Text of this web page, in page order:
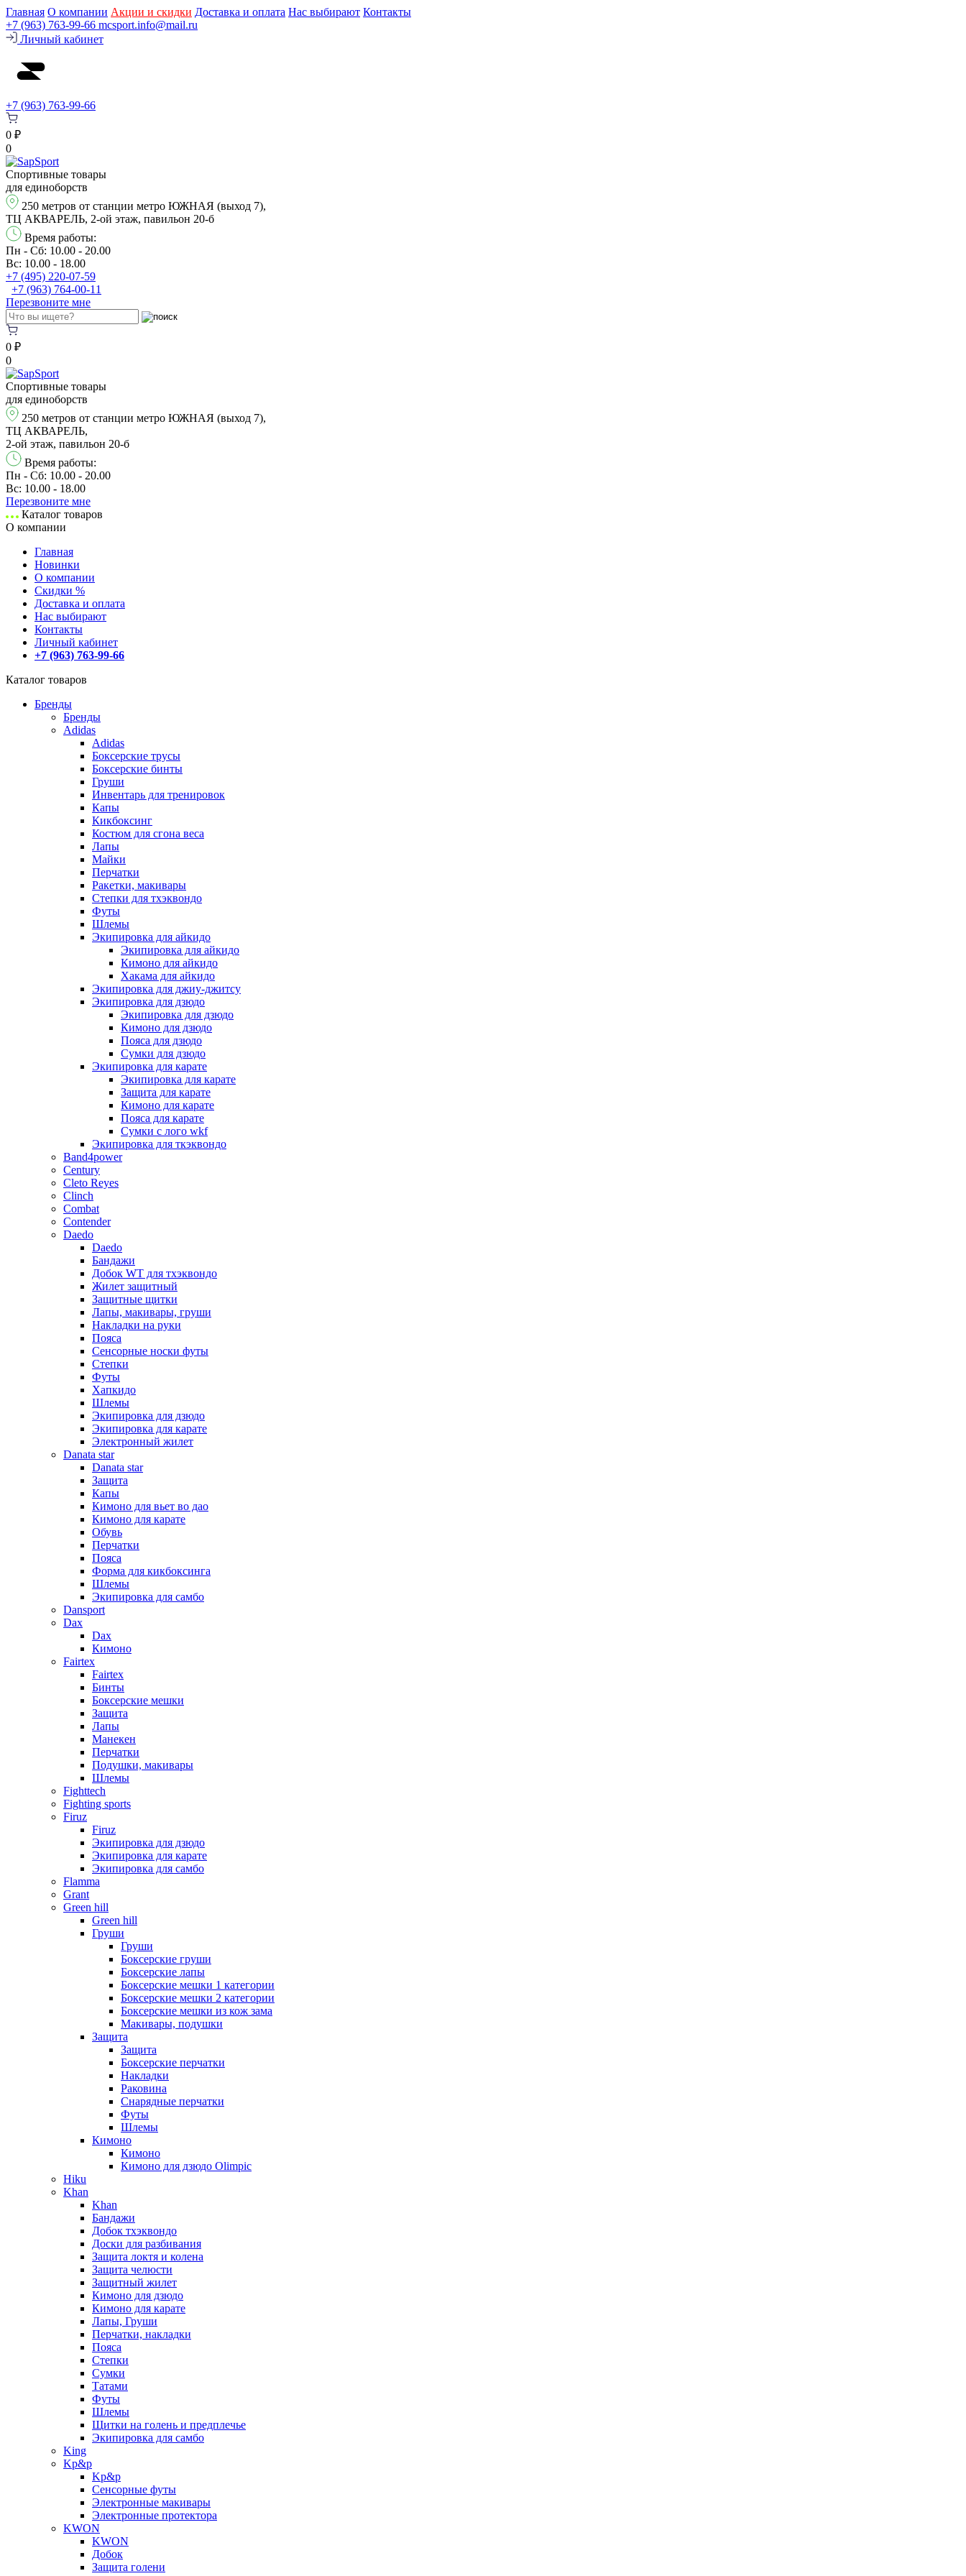
Главная О компании Акции и скидки Доставка и оплата Нас выбирают Контакты
+7 (963) 763-99-66 mcsport.info@mail.ru
Личный кабинет
+7 (963) 763-99-66
0 ₽
0
Спортивные товары
для единоборств
250 метров от станции метро ЮЖНАЯ (выход 7),
ТЦ АКВАРЕЛЬ, 2-ой этаж, павильон 20-б
Время работы:
Пн - Сб: 10.00 - 20.00
Вс: 10.00 - 18.00
+7 (495) 220-07-59
+7 (963) 764-00-11
Перезвонитe мне
0 ₽
0
Спортивные товары
для единоборств
250 метров от станции метро ЮЖНАЯ (выход 7),
ТЦ АКВАРЕЛЬ,
2-ой этаж, павильон 20-б
Время работы:
Пн - Сб: 10.00 - 20.00
Вс: 10.00 - 18.00
Перезвонитe мне
Каталог товаров
О компании
Главная
Новинки
О компании
Скидки %
Доставка и оплата
Нас выбирают
Контакты
Личный кабинет
+7 (963) 763-99-66
Каталог товаров
Бренды
Бренды
Adidas
Adidas
Боксерские трусы
Боксерские бинты
Груши
Инвентарь для тренировок
Капы
Кикбоксинг
Костюм для сгона веса
Лапы
Майки
Перчатки
Ракетки, макивары
Степки для тхэквондо
Футы
Шлемы
Экипировка для айкидо
Экипировка для айкидо
Кимоно для айкидо
Хакама для айкидо
Экипировка для джиу-джитсу
Экипировка для дзюдо
Экипировка для дзюдо
Кимоно для дзюдо
Пояса для дзюдо
Сумки для дзюдо
Экипировка для карате
Экипировка для карате
Защита для карате
Кимоно для карате
Пояса для карате
Сумки с лого wkf
Экипировка для ткэквондо
Band4power
Century
Cleto Reyes
Clinch
Combat
Contender
Daedo
Daedo
Бандажи
Добок WT для тхэквондо
Жилет защитный
Защитные щитки
Лапы, макивары, груши
Накладки на руки
Пояса
Сенсорные носки футы
Степки
Футы
Хапкидо
Шлемы
Экипировка для дзюдо
Экипировка для карате
Электронный жилет
Danata star
Danata star
Защита
Капы
Кимоно для вьет во дао
Кимоно для карате
Обувь
Перчатки
Пояса
Форма для кикбоксинга
Шлемы
Экипировка для самбо
Dansport
Dax
Dax
Кимоно
Fairtex
Fairtex
Бинты
Боксерские мешки
Защита
Лапы
Манекен
Перчатки
Подушки, макивары
Шлемы
Fighttech
Fighting sports
Firuz
Firuz
Экипировка для дзюдо
Экипировка для карате
Экипировка для самбо
Flamma
Grant
Green hill
Green hill
Груши
Груши
Боксерские груши
Боксерские лапы
Боксерские мешки 1 категории
Боксерские мешки 2 категории
Боксерские мешки из кож зама
Макивары, подушки
Защита
Защита
Боксерские перчатки
Накладки
Раковина
Снарядные перчатки
Футы
Шлемы
Кимоно
Кимоно
Кимоно для дзюдо Olimpic
Hiku
Khan
Khan
Бандажи
Добок тхэквондо
Доски для разбивания
Защита локтя и колена
Защита челюсти
Защитный жилет
Кимоно для дзюдо
Кимоно для карате
Лапы, Груши
Перчатки, накладки
Пояса
Степки
Сумки
Татами
Футы
Шлемы
Щитки на голень и предплечье
Экипировка для самбо
King
Kp&p
Kp&p
Сенсорные футы
Электронные макивары
Электронные протектора
KWON
KWON
Добок
Защита голени